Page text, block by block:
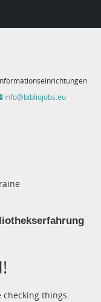
info@bibliojobs.eu
checking things.